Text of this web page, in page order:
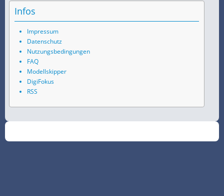
Infos
Impressum
Datenschutz
Nutzungsbedingungen
FAQ
Modellskipper
DigiFokus
RSS